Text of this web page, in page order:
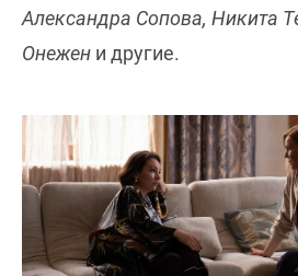
Александра Сопова, Никита
Онежен и другие.